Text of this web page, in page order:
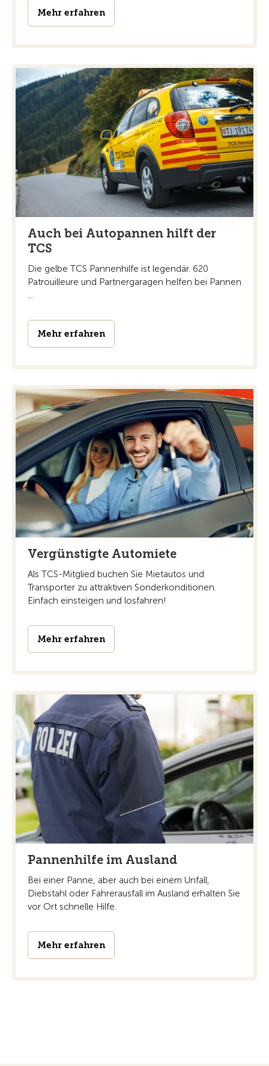
Mehr erfahren
Auch bei Autopannen hilft der
TCS
Die gelbe TCS Pannenhilfe ist legendär. 620
Patrouilleure und Partnergaragen helfen bei Pannen
...
Mehr erfahren
Vergünstigte Automiete
Als TCS-Mitglied buchen Sie Mietautos und
Transporter zu attraktiven Sonderkonditionen.
Einfach einsteigen und losfahren!
Mehr erfahren
Pannenhilfe im Ausland
Bei einer Panne, aber auch bei einem Unfall,
Diebstahl oder Fahrerausfall im Ausland erhalten Sie
vor Ort schnelle Hilfe.
Mehr erfahren